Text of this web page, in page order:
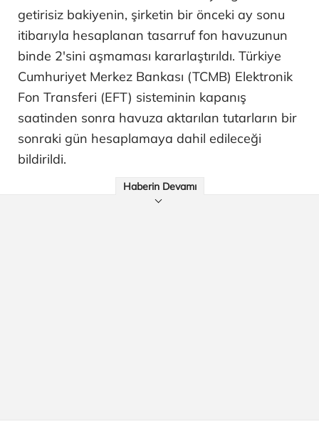
getirisiz bakiyenin, şirketin bir önceki ay sonu
itibarıyla hesaplanan tasarruf fon havuzunun
binde 2'sini aşmaması kararlaştırıldı. Türkiye
Cumhuriyet Merkez Bankası (TCMB) Elektronik
Fon Transferi (EFT) sisteminin kapanış
saatinden sonra havuza aktarılan tutarların bir
sonraki gün hesaplamaya dahil edileceği
bildirildi.
Haberin Devamı